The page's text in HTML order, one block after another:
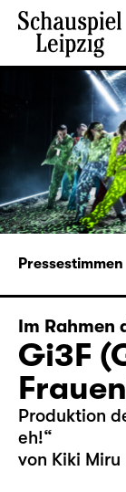
Pressestimmen
Im Rahmen
Gi3F
Produktion
eh!“
von Kiki